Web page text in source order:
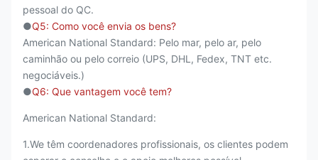
pessoal do QC.
●Q5: Como você envia os bens?
American National Standard: Pelo mar, pelo ar, pelo
caminhão ou pelo correio (UPS, DHL, Fedex, TNT etc.
negociáveis.)
●Q6: Que vantagem você tem?
American National Standard:
1.We têm coordenadores profissionais, os clientes podem